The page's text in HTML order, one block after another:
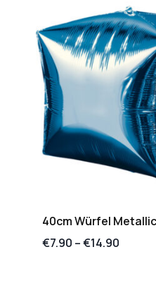
40cm Würfel
€7.90 –€14.90